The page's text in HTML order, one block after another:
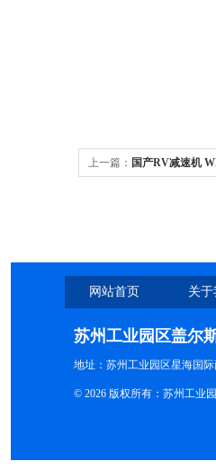
上一篇： 国产RV减速机
网站首页 关
苏州工业园区盖尔
地址：苏州工业园区星海国
© 2026 版权所有：苏州工业